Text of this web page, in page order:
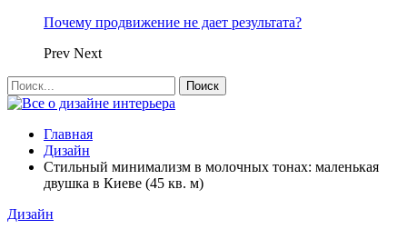
Почему продвижение не дает результата?
Prev Next
Главная
Дизайн
Стильный минимализм в молочных тонах: маленькая
двушка в Киеве (45 кв. м)
Дизайн